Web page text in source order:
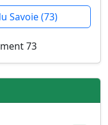
Savoie (73)